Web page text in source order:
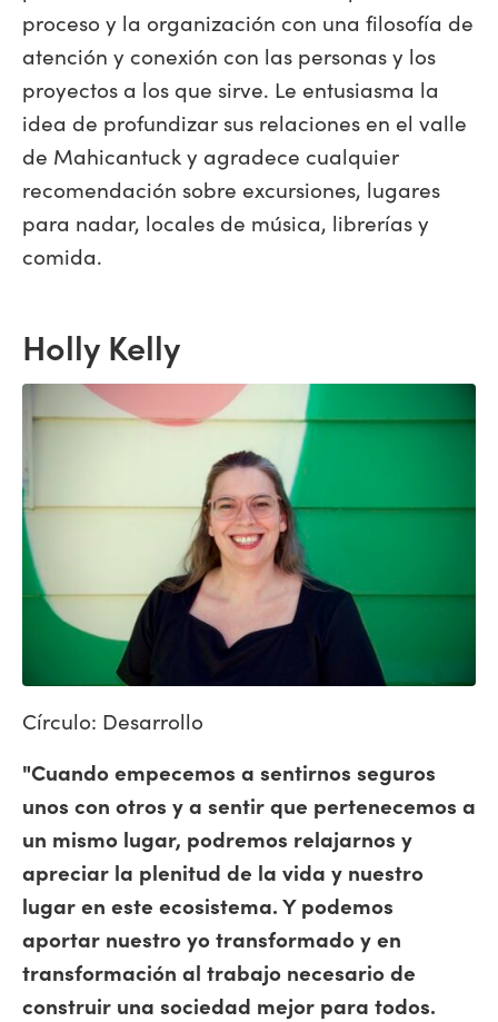
proceso y la organización con una filosofía de
atención y conexión con las personas y los
proyectos a los que sirve. Le entusiasma la
idea de profundizar sus relaciones en el valle
de Mahicantuck y agradece cualquier
recomendación sobre excursiones, lugares
para nadar, locales de música, librerías y
comida.
Holly Kelly
Círculo: Desarrollo
"Cuando empecemos a sentirnos seguros
unos con otros y a sentir que pertenecemos a
un mismo lugar, podremos relajarnos y
apreciar la plenitud de la vida y nuestro
lugar en este ecosistema. Y podemos
aportar nuestro yo transformado y en
transformación al trabajo necesario de
construir una sociedad mejor para todos.